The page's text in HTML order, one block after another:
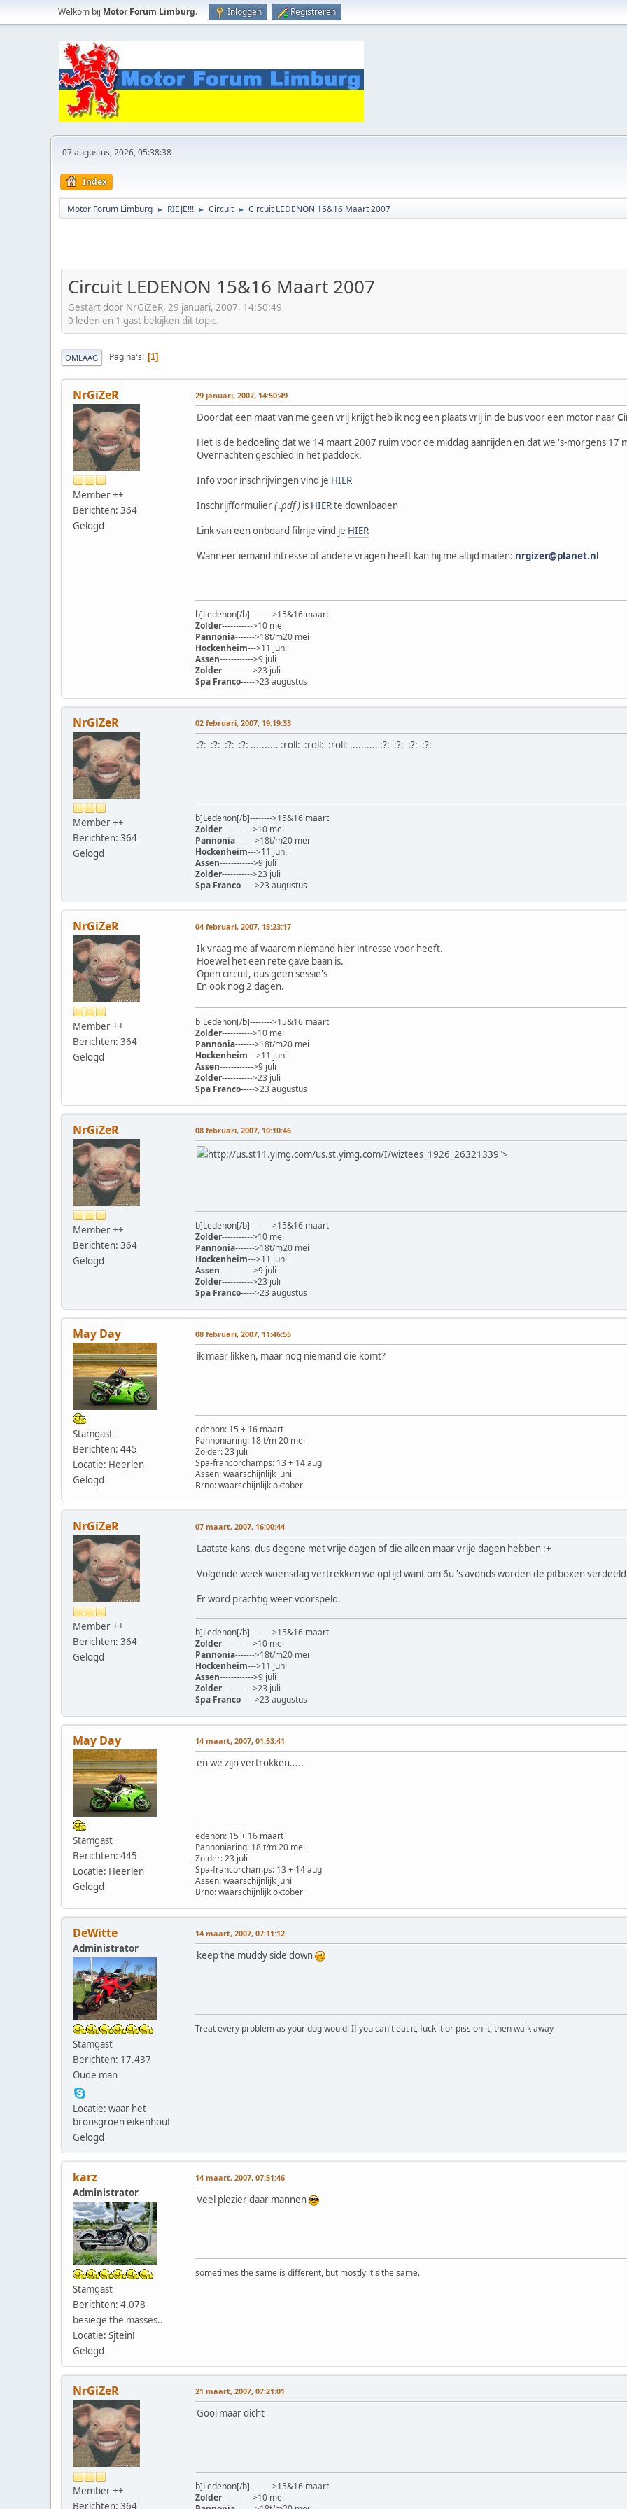
Welkom bij Motor Forum Limburg. Inloggen Registreren
07 augustus, 2026, 05:38:38
Index
Motor Forum Limburg ► RIEJE!!! ► Circuit ► Circuit LEDENON 15&16 Maart 2007
Circuit LEDENON 15&16 Maart 2007
Gestart door NrGiZeR, 29 januari, 2007, 14:50:49
0 leden en 1 gast bekijken dit topic.
OMLAAG Pagina's 1
NrGiZeR
Member ++
Berichten: 364
Gelogd
29 januari, 2007, 14:50:49
Doordat een maat van me geen vrij krijgt heb ik nog een plaats vrij in de bus voor een motor naar
Het is de bedoeling dat we 14 maart 2007 ruim voor de middag aanrijden en dat we 's-morgens
Overnachten geschied in het paddock.
Info voor inschrijvingen vind je HIER
Inschrijfformulier( .pdf ) is HIERte downloaden
Link van een onboard filmje vind je HIER
Wanneer iemand intresse of andere vragen heeft kan hij me altijd mailen: nrgizer@planet.nl
b]Ledenon[/b]-------->15&16 maart
Zolder----------->10 mei
Pannonia------->18t/m20 mei
Hockenheim--->11 juni
Assen------------>9 juli
Zolder----------->23 juli
Spa Franco----->23 augustus
NrGiZeR
Member ++
Berichten: 364
Gelogd
02 februari, 2007, 19:19:33
:?: :?: :?: :?: .......... :roll: :roll: :roll: .......... :?: :?: :?: :?:
b]Ledenon[/b]-------->15&16 maart
Zolder----------->10 mei
Pannonia------->18t/m20 mei
Hockenheim--->11 juni
Assen------------>9 juli
Zolder----------->23 juli
Spa Franco----->23 augustus
NrGiZeR
Member ++
Berichten: 364
Gelogd
04 februari, 2007, 15:23:17
Ik vraag me af waarom niemand hier intresse voor heeft.
Hoewel het een rete gave baan is.
Open circuit, dus geen sessie's
En ook nog 2 dagen.
b]Ledenon[/b]-------->15&16 maart
Zolder----------->10 mei
Pannonia------->18t/m20 mei
Hockenheim--->11 juni
Assen------------>9 juli
Zolder----------->23 juli
Spa Franco----->23 augustus
NrGiZeR
Member ++
Berichten: 364
Gelogd
08 februari, 2007, 10:10:46
http://us.st11.yimg.com/us.st.yimg.com/I/wiztees_1926_26321339">
b]Ledenon[/b]-------->15&16 maart
Zolder----------->10 mei
Pannonia------->18t/m20 mei
Hockenheim--->11 juni
Assen------------>9 juli
Zolder----------->23 juli
Spa Franco----->23 augustus
May Day
Stamgast
Berichten: 445
Locatie: Heerlen
Gelogd
08 februari, 2007, 11:46:55
ik maar likken, maar nog niemand die komt?
edenon: 15 + 16 maart
Pannoniaring: 18 t/m 20 mei
Zolder: 23 juli
Spa-francorchamps: 13 + 14 aug
Assen: waarschijnlijk juni
Brno: waarschijnlijk oktober
NrGiZeR
Member ++
Berichten: 364
Gelogd
07 maart, 2007, 16:00:44
Laatste kans, dus degene met vrije dagen of die alleen maar vrije dagen hebben :+
Volgende week woensdag vertrekken we optijd want om 6u 's avonds worden de pitboxen
Er word prachtig weer voorspeld.
b]Ledenon[/b]-------->15&16 maart
Zolder----------->10 mei
Pannonia------->18t/m20 mei
Hockenheim--->11 juni
Assen------------>9 juli
Zolder----------->23 juli
Spa Franco----->23 augustus
May Day
Stamgast
Berichten: 445
Locatie: Heerlen
Gelogd
14 maart, 2007, 01:53:41
en we zijn vertrokken.....
edenon: 15 + 16 maart
Pannoniaring: 18 t/m 20 mei
Zolder: 23 juli
Spa-francorchamps: 13 + 14 aug
Assen: waarschijnlijk juni
Brno: waarschijnlijk oktober
DeWitte
Administrator
Stamgast
Berichten: 17.437
Oude man
Locatie: waar het
bronsgroen eikenhout
Gelogd
14 maart, 2007, 07:11:12
keep the muddy side down
Treat every problem as your dog would: If you can't eat it, fuck it or piss on it, then walk away
karz
Administrator
Stamgast
Berichten: 4.078
besiege the masses..
Locatie: Sjtein!
Gelogd
14 maart, 2007, 07:51:46
Veel plezier daar mannen
sometimes the same is different, but mostly it's the same.
NrGiZeR
Member ++
Berichten: 364
21 maart, 2007, 07:21:01
Gooi maar dicht
b]Ledenon[/b]-------->15&16 maart
Zolder----------->10 mei